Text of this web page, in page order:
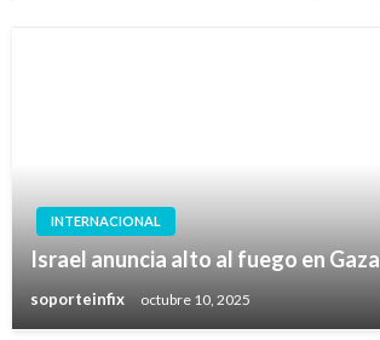
INTERNACIONAL
Israel anuncia alto al fuego en Gaza
soporteinfix octubre 10, 2025